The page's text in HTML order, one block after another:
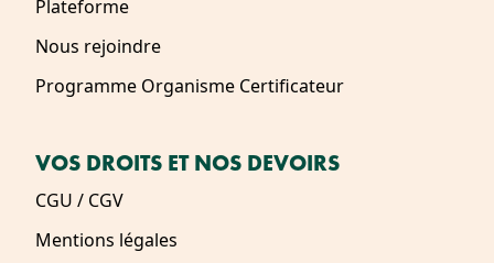
Plateforme
Nous rejoindre
Programme Organisme Certificateur
VOS DROITS ET NOS DEVOIRS
CGU / CGV
Mentions légales